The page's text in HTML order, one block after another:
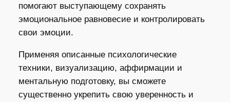
помогают выступающему сохранять
эмоциональное равновесие и контролировать
свои эмоции.
Применяя описанные психологические
техники, визуализацию, аффирмации и
ментальную подготовку, вы сможете
существенно укрепить свою уверенность и